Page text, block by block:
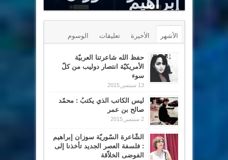
Le Sommet est un puits renversé
الأشهر الأخيرة تعليقات الوسوم
حفظ الله شاعرتنا العربيّة
الأمريكيّة انتصار دوليب من كلّ
سوء
13 سبتمبر,2015
ليس الكاتب الذي يكتبُ : محمّد
صالح بن عمر
2 سبتمبر,2015
الشّاعرة السّوريّة سوزان إبراهيم
: فلسفة العصر الجديد تأخذنا إلى
الفوضى الخلاّقة